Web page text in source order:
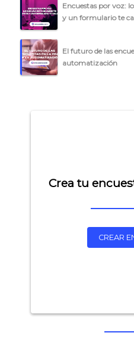
Explorar
- Artículos destacados
Encuestas por voz:
y un formulario te
El futuro de las
automatización
Crea tu
CREAR